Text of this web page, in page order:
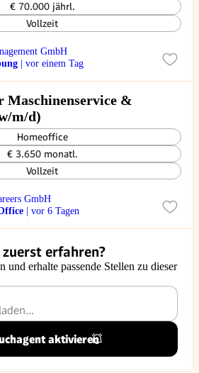
€ 70.000 jährl.
Vollzeit
GmbH
| vor einem Tag
Maschinenservice &
m/d)
Homeoffice
€ 3.650 monatl.
Vollzeit
GmbH
| vor 6 Tagen
zuerst erfahren?
und erhalte passende Stellen zu dieser
aktivieren